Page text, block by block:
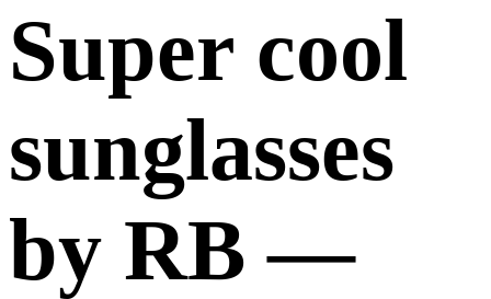
Super cool
sunglasses
by RB —